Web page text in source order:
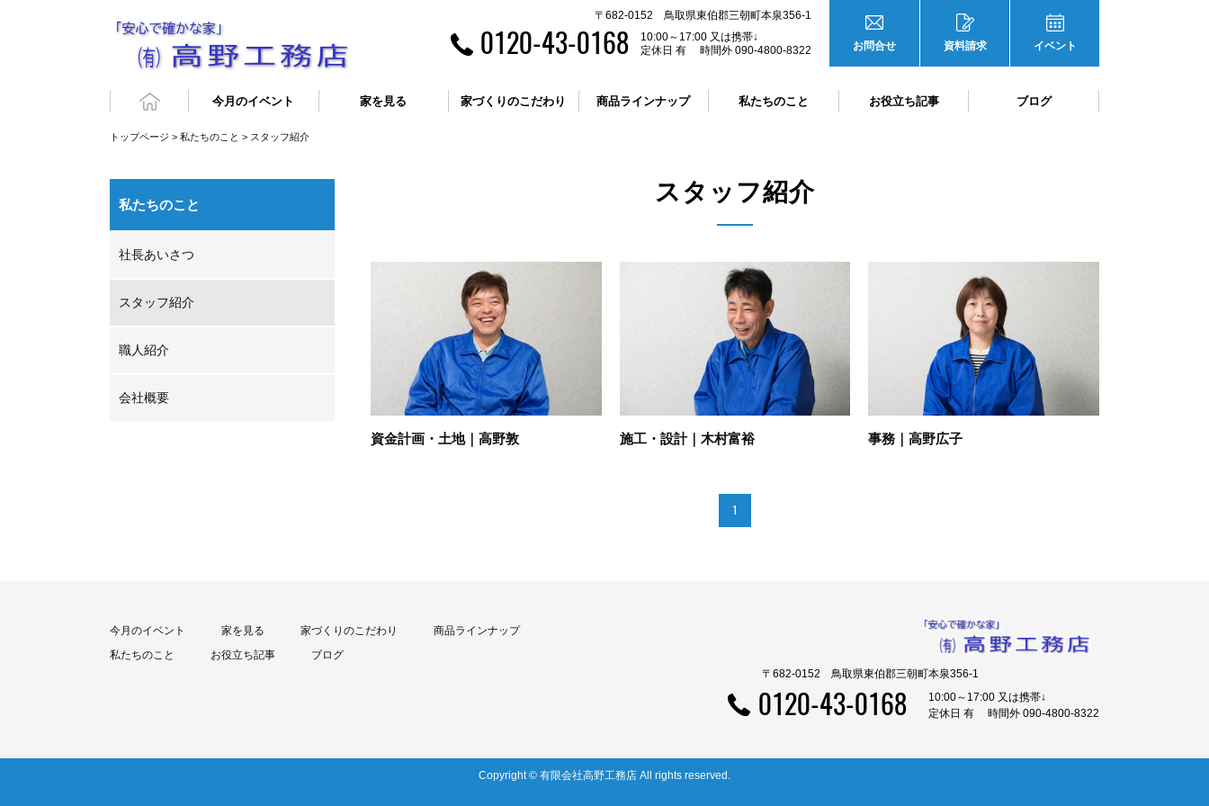
〒682-0152 鳥取県東伯郡三朝町本泉356-1
0120-43-0168
10:00～17:00 又は携帯↓
定休日 有 時間外 090-4800-8322
今月のイベント 家を見る 家づくりのこだわり 商品ラインナップ 私たちのこと お役立ち記事 ブログ
お問合せ 資料請求 イベント
トップページ > 私たちのこと > スタッフ紹介
私たちのこと
社長あいさつ
スタッフ紹介
職人紹介
会社概要
スタッフ紹介
資金計画・土地｜高野敦 施工・設計｜木村富裕 事務｜高野広子
1
今月のイベント 家を見る 家づくりのこだわり
商品ラインナップ
私たちのこと
お役立ち記事
ブログ
〒682-0152 鳥取県東伯郡三朝町本泉356-1
0120-43-0168
10:00～17:00 又は携帯↓
定休日 有 時間外 090-4800-8322
Copyright © 有限会社高野工務店 All rights reserved.